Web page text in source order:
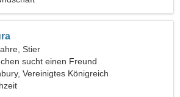
Stier
sucht einen Freund
Vereinigtes Königreich